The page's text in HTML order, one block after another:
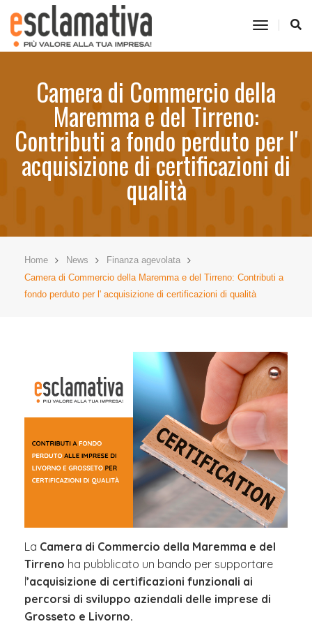
toggle
Camera di Commercio della
Maremma e del Tirreno:
Contributi a fondo perduto per l'
acquisizione di certificazioni di
qualità
Home News
Finanza agevolata
Camera di Commercio della Maremma e del Tirreno: Contributi a
fondo perduto per l' acquisizione di certificazioni di qualità
La Camera di Commercio della Maremma e del
Tirreno ha pubblicato un bando per supportare
l’acquisizione di certificazioni funzionali ai
percorsi di sviluppo aziendali delle imprese di
Grosseto e Livorno.